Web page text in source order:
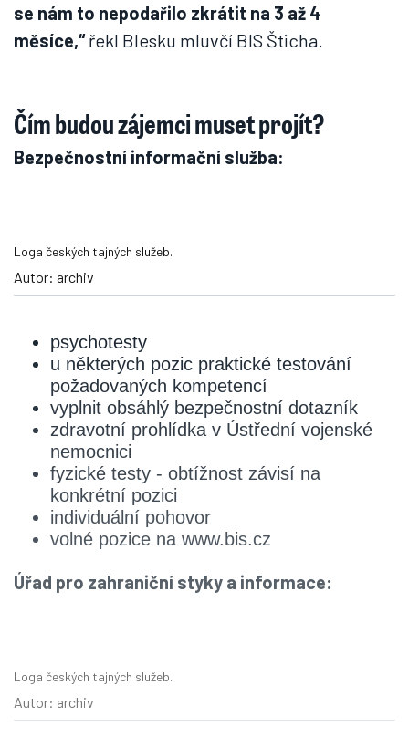
se nám to nepodařilo zkrátit na 3 až 4
měsíce,“řekl Blesku mluvčí BIS Šticha.
Čím budou zájemci muset projít?
Bezpečnostní informační služba:
Loga českých tajných služeb.
Autor: archiv
psychotesty
u některých pozic praktické testování
požadovaných kompetencí
vyplnit obsáhlý bezpečnostní dotazník
zdravotní prohlídka v Ústřední vojenské
nemocnici
fyzické testy - obtížnost závisí na
konkrétní pozici
individuální pohovor
volné pozice na www.bis.cz
Úřad pro zahraniční styky a informace:
Loga českých tajných služeb.
Autor: archiv